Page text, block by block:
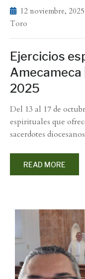
12 noviembre, 2025
Toro
Ejercicios
Amecameca
2025
Del 13 al 17 de
espirituales que
sacerdotes
READ MORE